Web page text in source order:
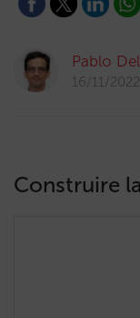
Pablo
16/11/2022
Construire